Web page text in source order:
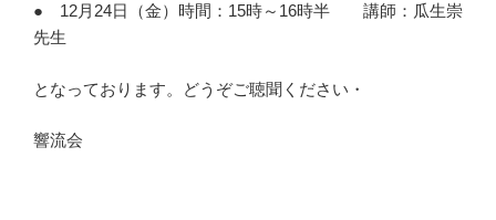
● 12月24日（金）時間：15時～16時半 講師：瓜生崇
先生
となっております。どうぞご聴聞ください・
響流会